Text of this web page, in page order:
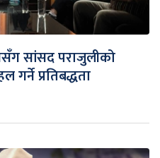
सांसद पराजुलीको
प्रतिबद्धता